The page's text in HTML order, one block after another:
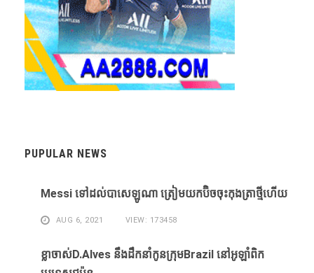
PUPULAR NEWS
Messi ​ទៅ​ដល់​បាសេឡូណា ​ត្រៀម​យក​ប៊ិច​ចុះ​កុងត្រា​ថ្មី​ហើយ​
AUG 6, 2021 VIEW: 173458
ខ្លា​ចាស់D.Alves ​នឹង​ដឹក​នាំ​កូន​ក្រុម​Brazil ​នៅ​អូឡាំពិក​